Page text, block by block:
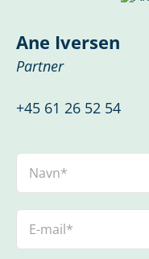
Ane Iversen
Partner
+45 61 26 52 54